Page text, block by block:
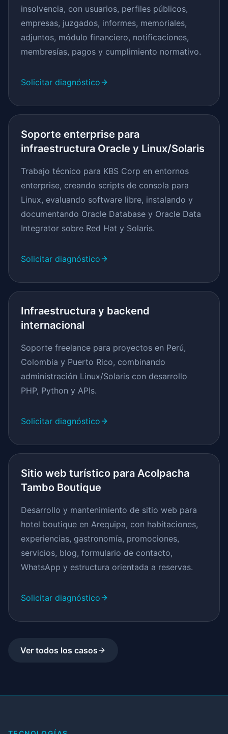
insolvencia, con usuarios, perfiles públicos,
empresas, juzgados, informes, memoriales,
adjuntos, módulo financiero, notificaciones,
membresías, pagos y cumplimiento normativo.
Solicitar diagnóstico
Soporte enterprise para
infraestructura Oracle y Linux/Solaris
Trabajo técnico para KBS Corp en entornos
enterprise, creando scripts de consola para
Linux, evaluando software libre, instalando y
documentando Oracle Database y Oracle Data
Integrator sobre Red Hat y Solaris.
Solicitar diagnóstico
Infraestructura y backend
internacional
Soporte freelance para proyectos en Perú,
Colombia y Puerto Rico, combinando
administración Linux/Solaris con desarrollo
PHP, Python y APIs.
Solicitar diagnóstico
Sitio web turístico para Acolpacha
Tambo Boutique
Desarrollo y mantenimiento de sitio web para
hotel boutique en Arequipa, con habitaciones,
experiencias, gastronomía, promociones,
servicios, blog, formulario de contacto,
WhatsApp y estructura orientada a reservas.
Solicitar diagnóstico
Ver todos los casos